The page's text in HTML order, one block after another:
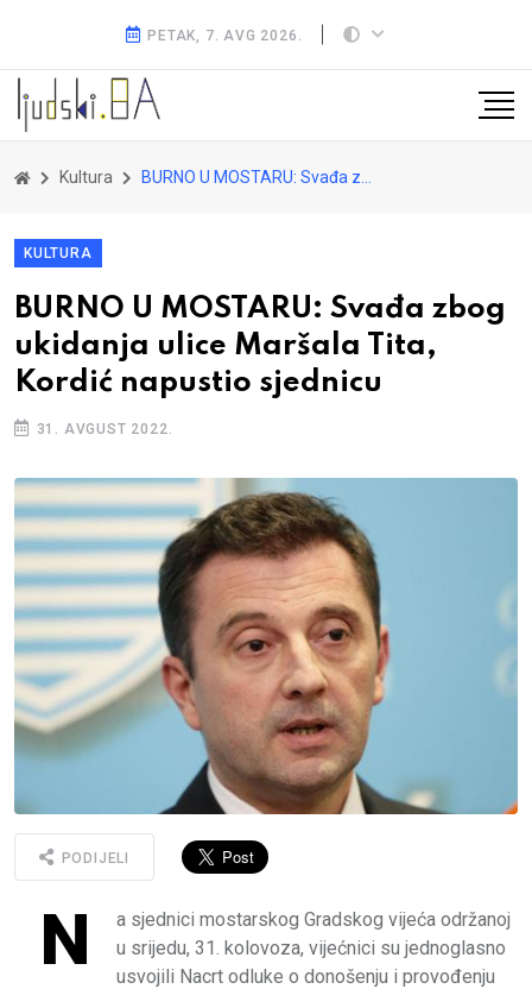
PETAK, 7. AVG 2026.
Kultura BURNO U MOSTARU: Svađa zbog ukidanja ulice Maršala Tita, Kordić napustio sjednicu
KULTURA
BURNO U MOSTARU: Svađa zbog
ukidanja ulice Maršala Tita,
Kordić napustio sjednicu
31. AVGUST 2022.
PODIJELI
N
a sjednici mostarskog Gradskog vijeća održanoj
u srijedu, 31. kolovoza, vijećnici su jednoglasno
usvojili Nacrt odluke o donošenju i provođenju